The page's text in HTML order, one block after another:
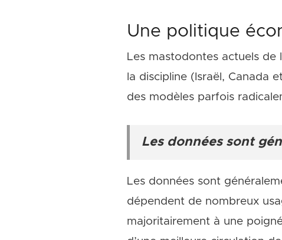
Une politique
Les mastodontes actuels de
la discipline (Israël, Canada
des modèles parfois
Les données sont
Les données sont
dépendent de nombreux
majoritairement à une